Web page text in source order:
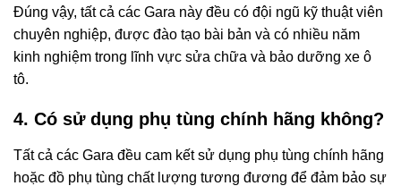
Đúng vậy, tất cả các Gara này đều có đội ngũ kỹ thuật viên
chuyên nghiệp, được đào tạo bài bản và có nhiều năm
kinh nghiệm trong lĩnh vực sửa chữa và bảo dưỡng xe ô
tô.
4. Có sử dụng phụ tùng chính hãng không?
Tất cả các Gara đều cam kết sử dụng phụ tùng chính hãng
hoặc đồ phụ tùng chất lượng tương đương để đảm bảo sự